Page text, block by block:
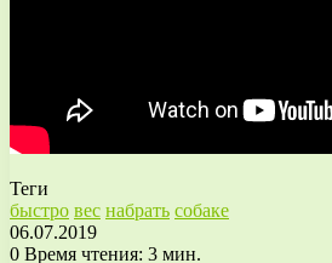
Теги
быстро вес набрать собаке
06.07.2019
0 Время чтения: 3 мин.